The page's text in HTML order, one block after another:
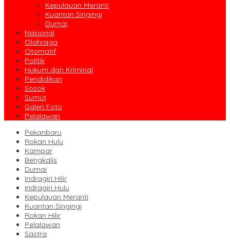
Kepulauan Meranti
Kuantan Singingi
Dumai
Nasional
Olahraga
Otomatif
Politik
Hukum dan Kriminal
Pendidikan
Sosok
Sumut
Galeri Foto
Pelalawan
Pekanbaru
Rokan Hulu
Kampar
Bengkalis
Dumai
Indragiri Hilir
Indragiri Hulu
Kepulauan Meranti
Kuantan Singingi
Rokan Hilir
Pelalawan
Sastra